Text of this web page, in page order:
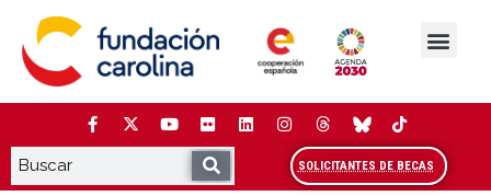
contenido
SOLICITANTES DE BECAS